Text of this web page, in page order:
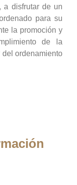
a disfrutar de un
para su
la promoción y
de la
ordenamiento